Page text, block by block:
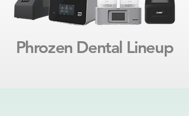
Phrozen Dental Lineup